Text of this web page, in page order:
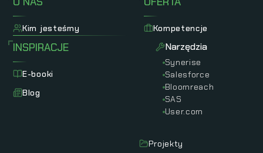
Kim jesteśmy
INSPIRACJE
E-booki
Blog
Kompetencje
Narzędzia
Synerise
Salesforce
Bloomreach
SAS
User.com
Projekty